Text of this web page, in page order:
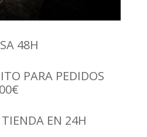
48H
PARA PEDIDOS
EN 24H